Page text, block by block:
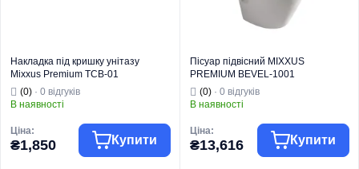
Накладка під кришку унітазу
Mixxus Premium TCB-01
Універсальна, з вбудованим
гігієнічним душем (MP6494)
(0) · 0 відгуків
В наявності
Ціна:
₴1,850 Купити
Пісуар підвісний MIXXUS
PREMIUM BEVEL-1001
390x395x795mm з ІЧ-датчиком
автоматичного змиву (MP6661)
(0)· 0 відгуків
В наявності
Ціна:
₴13,616 Купити